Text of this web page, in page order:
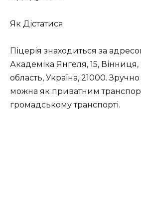
Як Дістатися
Піцерія знаходиться за
Академіка Янгеля, 15,
область, Україна, 21000.
можна як приватним
громадському транспорті.